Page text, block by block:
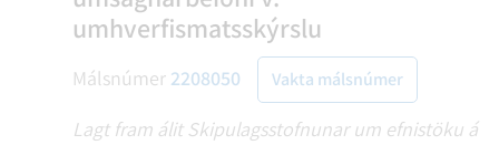
umhverfismatsskýrslu
Málsnúmer 2208050 Vakta málsnúmer
Lagt fram álit Skipulagsstofnunar um efnistöku á